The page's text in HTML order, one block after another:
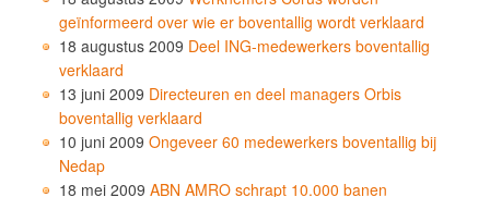
geïnformeerd over wie er boventallig wordt verklaard
18 augustus 2009 Deel ING-medewerkers boventallig
verklaard
13 juni 2009 Directeuren en deel managers Orbis
boventallig verklaard
10 juni 2009 Ongeveer 60 medewerkers boventallig bij
Nedap
18 mei 2009 ABN AMRO schrapt 10.000 banen